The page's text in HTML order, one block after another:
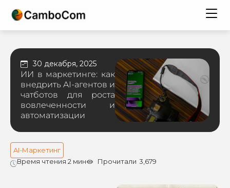
30 декабря, 2025
ИИ в маркетинге: как
внедрить AI-агентов и
чатботов для роста
вовлеченности и
автоматизации
Время чтения 2 мин Прочитали 3,679
AI-Маркетинг